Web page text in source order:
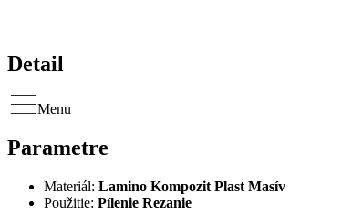
Detail
Menu
Parametre
Materiál: Lamino Kompozit Plast Masív
Použitie: Pílenie Rezanie